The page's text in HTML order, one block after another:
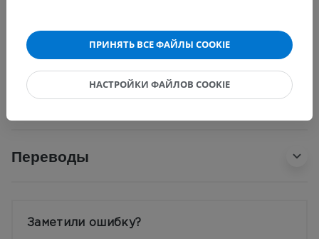
Голова
Основные структуры:Нет анатомических терминов,
относящихся к этой части тела
Переводы
Заметили ошибку?
ПРИНЯТЬ ВСЕ ФАЙЛЫ COOKIE
НАСТРОЙКИ ФАЙЛОВ COOKIE